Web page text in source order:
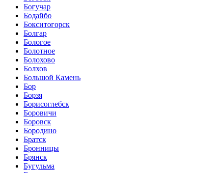
Богучар
Бодайбо
Бокситогорск
Болгар
Бологое
Болотное
Болохово
Болхов
Большой Камень
Бор
Борзя
Борисоглебск
Боровичи
Боровск
Бородино
Братск
Бронницы
Брянск
Бугульма